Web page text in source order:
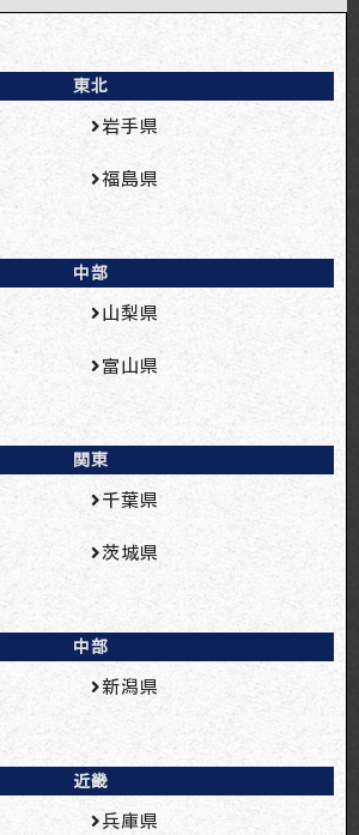
東北
岩手県
福島県
中部
山梨県
富山県
関東
千葉県
茨城県
中部
新潟県
近畿
兵庫県